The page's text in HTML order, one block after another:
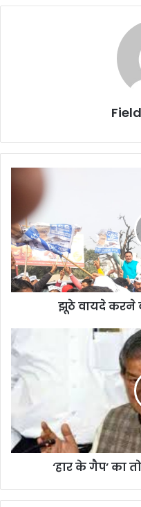
वालों
को
करें
दरकिनार
झूठे वायदे करने
‘हार
के
का
तोड़
हरदा
‘हार के गैप’ का